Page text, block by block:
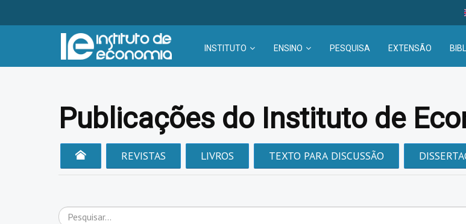
INSTITUTO ENSINO PESQUISA EXTENSÃO
Publicações do Instituto de
REVISTAS LIVROS TEXTO PARA DISCUSSÃO
Pesquisar...